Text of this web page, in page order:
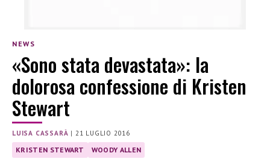
NEWS
«Sono stata devastata»: la
dolorosa confessione di Kristen
Stewart
LUISA CASSARÀ | 21 LUGLIO 2016
KRISTEN STEWART WOODY ALLEN